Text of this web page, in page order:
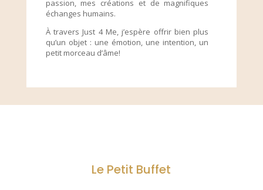
passion, mes créations et de magnifiques
échanges humains.
À travers Just 4 Me, j’espère offrir bien plus
qu’un objet : une émotion, une intention, un
petit morceau d’âme!
Le Petit Buffet